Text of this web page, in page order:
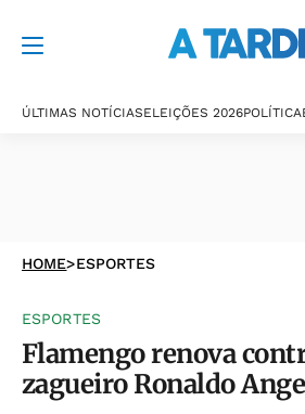
ÚLTIMAS NOTÍCIASELEIÇÕES 2026POLÍTICA
HOME>ESPORTES
ESPORTES
Flamengo renova
zagueiro Ronaldo